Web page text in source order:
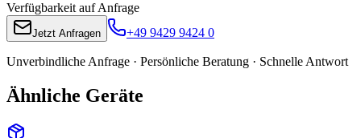
Verfügbarkeit auf Anfrage
Jetzt Anfragen +49 9429 9424 0
Unverbindliche Anfrage · Persönliche Beratung · Schnelle Antwort
Ähnliche Geräte